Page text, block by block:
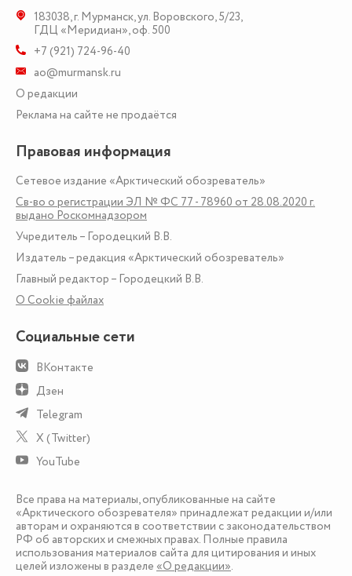
183038,г. Мурманск,ул. Воровского, 5/23,
ГДЦ «Меридиан», оф. 500
+7 (921) 724-96-40
ao@murmansk.ru
О редакции
Реклама на сайте не продаётся
Правовая информация
Сетевое издание «Арктический обозреватель»
Св-во о регистрации ЭЛ № ФС 77 - 78960 от 28.08.2020 г.
выдано Роскомнадзором
Учредитель – Городецкий В.В.
Издатель – редакция «Арктический обозреватель»
Главный редактор – Городецкий В.В.
О Сookie файлах
Социальные сети
ВКонтакте
Дзен
Telegram
X (Twitter)
YouTube
Все права на материалы, опубликованные на сайте
«Арктического обозревателя» принадлежат редакции и/или
авторам и охраняются в соответствии с законодательством
РФ об авторских и смежных правах. Полные правила
использования материалов сайта для цитирования и иных
целей изложены в разделе «О редакции».